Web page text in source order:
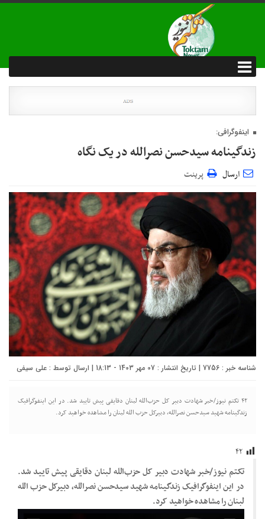
اینفوگرافی:
زندگینامه سیدحسن نصرالله در یک نگاه
ارسال پرینت
شناسه خبر : 7756 | تاریخ انتشار : 07 مهر 1403 - 18:13 | ارسال توسط : علی سیفی
۴۲ تکتم نیوز/خبر شهادت دبیر کل حزب‌الله لبنان دقایقی پیش تایید شد. در این اینفوگرافیک
زندگینامه شهید سیدحسن نصرالله، دبیرکل حزب الله لبنان را مشاهده خواهید کرد.
۴۲
تکتم نیوز/خبر شهادت دبیر کل حزب‌الله لبنان دقایقی پیش تایید شد.
در این اینفوگرافیک زندگینامه شهید سیدحسن نصرالله، دبیرکل حزب الله
لبنان را مشاهده خواهید کرد.